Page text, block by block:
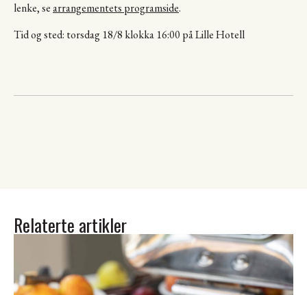
lenke, searrangementets programside.
Tid og sted: torsdag 18/8 klokka 16:00 på Lille Hotell
Relaterte artikler